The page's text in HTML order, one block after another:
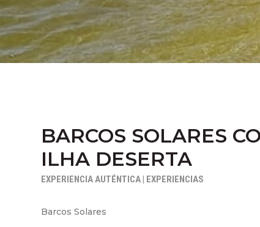
BARCOS SOLARES
ILHA DESERTA
EXPERIENCIA AUTÉNTICA | EXPERIENCIAS
Barcos Solares